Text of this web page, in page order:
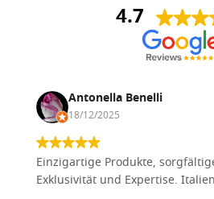
4.7
Antonella Benelli
18/12/2025
Einzigartige Produkte,
Exklusivität und Expertise.